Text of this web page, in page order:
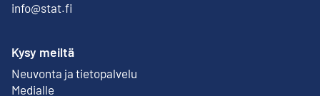
info@stat.fi
Kysy meiltä
Neuvonta ja tietopalvelu
Medialle